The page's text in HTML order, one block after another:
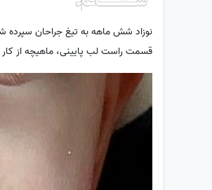
نوزاد شش ماهه به تیغ جراحان
قسمت راست لب پایینی، ماهیچه از کار